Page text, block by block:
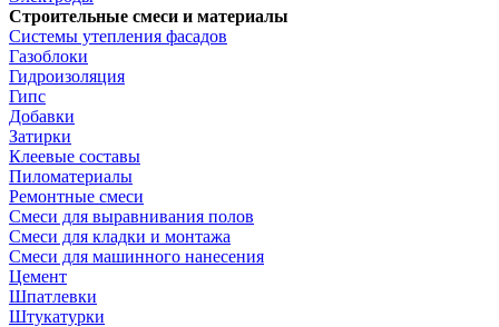
Строительные смеси и материалы
Системы утепления фасадов
Газоблоки
Гидроизоляция
Гипс
Добавки
Затирки
Клеевые составы
Пиломатериалы
Ремонтные смеси
Смеси для выравнивания полов
Смеси для кладки и монтажа
Смеси для машинного нанесения
Цемент
Шпатлевки
Штукатурки